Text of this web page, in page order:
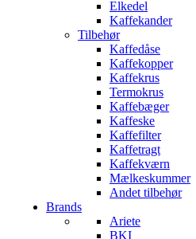
Elkedel
Kaffekander
Tilbehør
Kaffedåse
Kaffekopper
Kaffekrus
Termokrus
Kaffebæger
Kaffeske
Kaffefilter
Kaffetragt
Kaffekværn
Mælkeskummer
Andet tilbehør
Brands
Ariete
BKI